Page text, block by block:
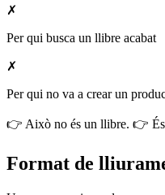
✗
Per qui busca un llibre acabat
✗
Per qui no va a crear un
👉 Això no és un llibre. 👉 És
Format de